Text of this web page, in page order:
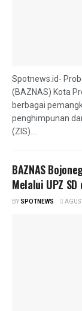
Spotnews.id-
(BAZNAS) Kota
berbagai
penghimpunan
(ZIS)....
BAZNAS
Melalui UPZ
BYSPOTNEWS